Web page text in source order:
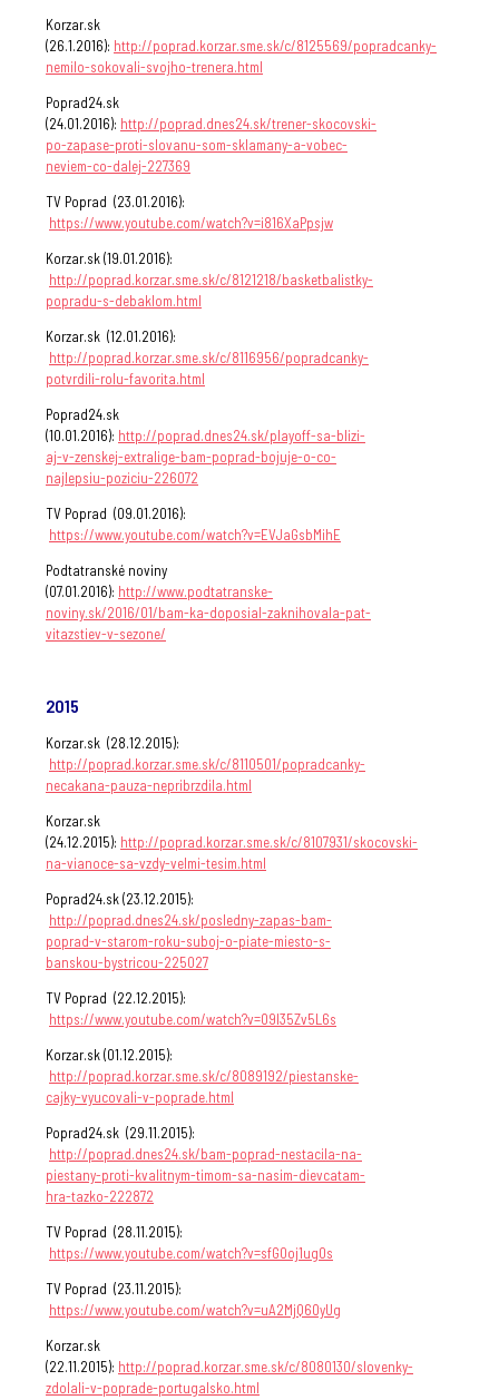
Korzar.sk
(26.1.2016): http://poprad.korzar.sme.sk/c/8125569/popradcanky-
nemilo-sokovali-svojho-trenera.html
Poprad24.sk
(24.01.2016): http://poprad.dnes24.sk/trener-skocovski-
po-zapase-proti-slovanu-som-sklamany-a-vobec-
neviem-co-dalej-227369
TV Poprad (23.01.2016):
https://www.youtube.com/watch?v=i816XaPpsjw
Korzar.sk (19.01.2016):
http://poprad.korzar.sme.sk/c/8121218/basketbalistky-
popradu-s-debaklom.html
Korzar.sk (12.01.2016):
http://poprad.korzar.sme.sk/c/8116956/popradcanky-
potvrdili-rolu-favorita.html
Poprad24.sk
(10.01.2016): http://poprad.dnes24.sk/playoff-sa-blizi-
aj-v-zenskej-extralige-bam-poprad-bojuje-o-co-
najlepsiu-poziciu-226072
TV Poprad (09.01.2016):
https://www.youtube.com/watch?v=EVJaGsbMihE
Podtatranské noviny
(07.01.2016): http://www.podtatranske-
noviny.sk/2016/01/bam-ka-doposial-zaknihovala-pat-
vitazstiev-v-sezone/
2015
Korzar.sk (28.12.2015):
http://poprad.korzar.sme.sk/c/8110501/popradcanky-
necakana-pauza-nepribrzdila.html
Korzar.sk
(24.12.2015): http://poprad.korzar.sme.sk/c/8107931/skocovski-
na-vianoce-sa-vzdy-velmi-tesim.html
Poprad24.sk (23.12.2015):
http://poprad.dnes24.sk/posledny-zapas-bam-
poprad-v-starom-roku-suboj-o-piate-miesto-s-
banskou-bystricou-225027
TV Poprad (22.12.2015):
https://www.youtube.com/watch?v=O9l35Zv5L6s
Korzar.sk (01.12.2015):
http://poprad.korzar.sme.sk/c/8089192/piestanske-
cajky-vyucovali-v-poprade.html
Poprad24.sk (29.11.2015):
http://poprad.dnes24.sk/bam-poprad-nestacila-na-
piestany-proti-kvalitnym-timom-sa-nasim-dievcatam-
hra-tazko-222872
TV Poprad (28.11.2015):
https://www.youtube.com/watch?v=sfG0oj1ug0s
TV Poprad (23.11.2015):
https://www.youtube.com/watch?v=uA2MjQ6OyUg
Korzar.sk
(22.11.2015): http://poprad.korzar.sme.sk/c/8080130/slovenky-
zdolali-v-poprade-portugalsko.html